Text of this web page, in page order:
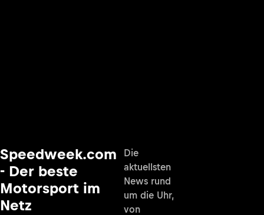
Speedweek.com
- Der beste
Motorsport im
Netz
Die
aktuellsten
News rund
um die Uhr,
von